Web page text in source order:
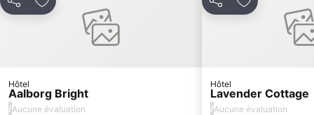
PartagerAjouter à mes favoris
Hôtel
Aalborg Bright
/Aucune évaluation
PartagerAjouter à
Hôtel
Lavender Cottage
/Aucune évaluation